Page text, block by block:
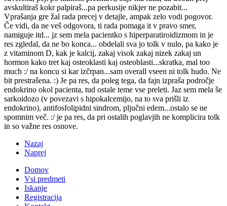
avskultiraš kokr palpiraš...pa perkusije nikjer ne pozabit...
Vprašanja gre žal rada precej v detajle, ampak zelo vodi pogovor.
Če vidi, da ne veš odgovora, ti rada pomaga it v pravo smer,
namiguje itd... jz sem mela pacientko s hiperparatiroidizmom in je
res zgledal, da ne bo konca... obdelali sva jo tolk v nulo, pa kako je
z vitaminom D, kak je kalcij, zakaj visok zakaj nizek zakaj un
hormon kako tret kaj osteoklasti kaj osteoblasti...skratka, mal too
much :/ na koncu si kar izčrpan...sam overall vseen ni tolk hudo. Ne
bit prestrašena. :) Je pa res, da poleg tega, da fajn izpraša področje
endokrino okol pacienta, tud ostale teme vse preleti. Jaz sem mela še
sarkoidozo (v povezavi s hipokalcemijo, na to sva prišli iz
endokrino), antifosfolipidni sindrom, pljučni edem...ostalo se ne
spomnim več. :/ je pa res, da pri ostalih poglavjih ne komplicira tolk
in so važne res osnove.
Nazaj
Naprej
Domov
Vsi predmeti
Iskanje
Registracija